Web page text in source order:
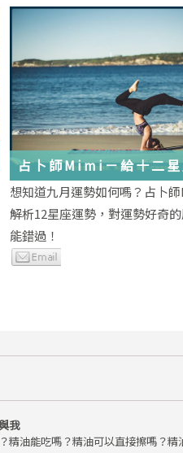
占卜師Mimi－給十二
2018年九月運勢小叮嚀
想知道九月運勢如何嗎？占卜
解析12星座運勢，對運勢好奇
能錯過！
我
精油能吃嗎？精油可以直接擦嗎？